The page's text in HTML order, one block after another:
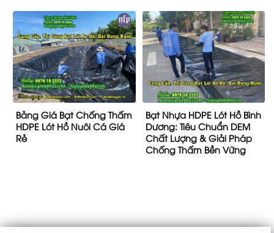
Bảng Giá Bạt Chống Thấm
HDPE Lót Hồ Nuôi Cá Giá
Rẻ
Bạt Nhựa HDPE Lót Hồ Bình
Dương: Tiêu Chuẩn DEM
Chất Lượng & Giải Pháp
Chống Thấm Bền Vững